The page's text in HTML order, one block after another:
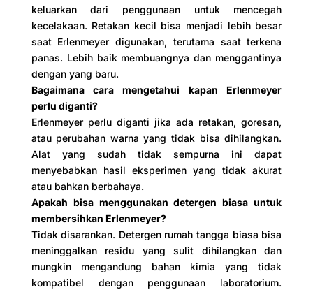
keluarkan dari penggunaan untuk mencegah
kecelakaan. Retakan kecil bisa menjadi lebih besar
saat Erlenmeyer digunakan, terutama saat terkena
panas. Lebih baik membuangnya dan menggantinya
dengan yang baru.
Bagaimana cara mengetahui kapan Erlenmeyer
perlu diganti?
Erlenmeyer perlu diganti jika ada retakan, goresan,
atau perubahan warna yang tidak bisa dihilangkan.
Alat yang sudah tidak sempurna ini dapat
menyebabkan hasil eksperimen yang tidak akurat
atau bahkan berbahaya.
Apakah bisa menggunakan detergen biasa untuk
membersihkan Erlenmeyer?
Tidak disarankan. Detergen rumah tangga biasa bisa
meninggalkan residu yang sulit dihilangkan dan
mungkin mengandung bahan kimia yang tidak
kompatibel dengan penggunaan laboratorium.